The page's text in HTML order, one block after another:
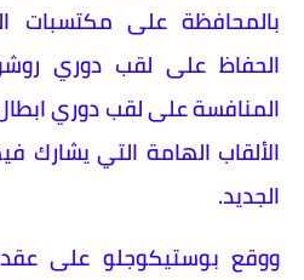
بالمحافظة على
الحفاظ على لقب دوري
المنافسة على لقب دوري
الألقاب الهامة التي
الجديد.
ووقع بوستيكوجلو على